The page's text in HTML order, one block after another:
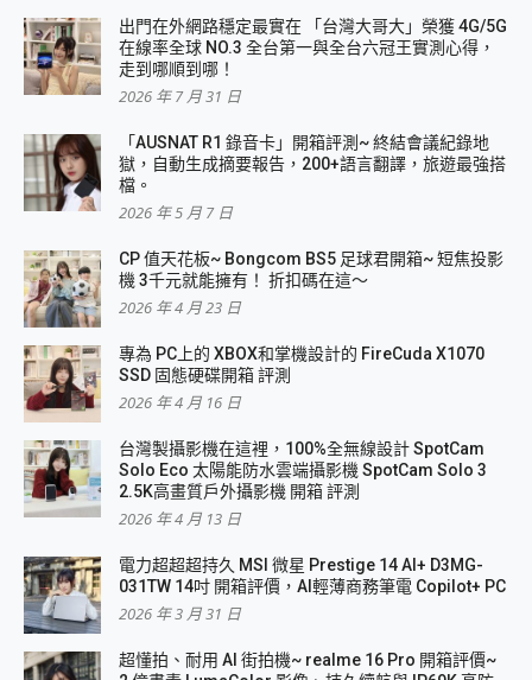
出門在外網路穩定最實在 「台灣大哥大」榮獲 4G/5G
在線率全球 NO.3 全台第一與全台六冠王實測心得，
走到哪順到哪！
2026 年 7 月 31 日
「AUSNAT R1 錄音卡」開箱評測~ 終結會議紀錄地
獄，自動生成摘要報告，200+語言翻譯，旅遊最強搭
檔。
2026 年 5 月 7 日
CP 值天花板~ Bongcom BS5 足球君開箱~ 短焦投影
機 3千元就能擁有！ 折扣碼在這～
2026 年 4 月 23 日
專為 PC上的 XBOX和掌機設計的 FireCuda X1070
SSD 固態硬碟開箱 評測
2026 年 4 月 16 日
台灣製攝影機在這裡，100%全無線設計 SpotCam
Solo Eco 太陽能防水雲端攝影機 SpotCam Solo 3
2.5K高畫質戶外攝影機 開箱 評測
2026 年 4 月 13 日
電力超超超持久 MSI 微星 Prestige 14 AI+ D3MG-
031TW 14吋 開箱評價，AI輕薄商務筆電 Copilot+ PC
2026 年 3 月 31 日
超懂拍、耐用 AI 街拍機~ realme 16 Pro 開箱評價~